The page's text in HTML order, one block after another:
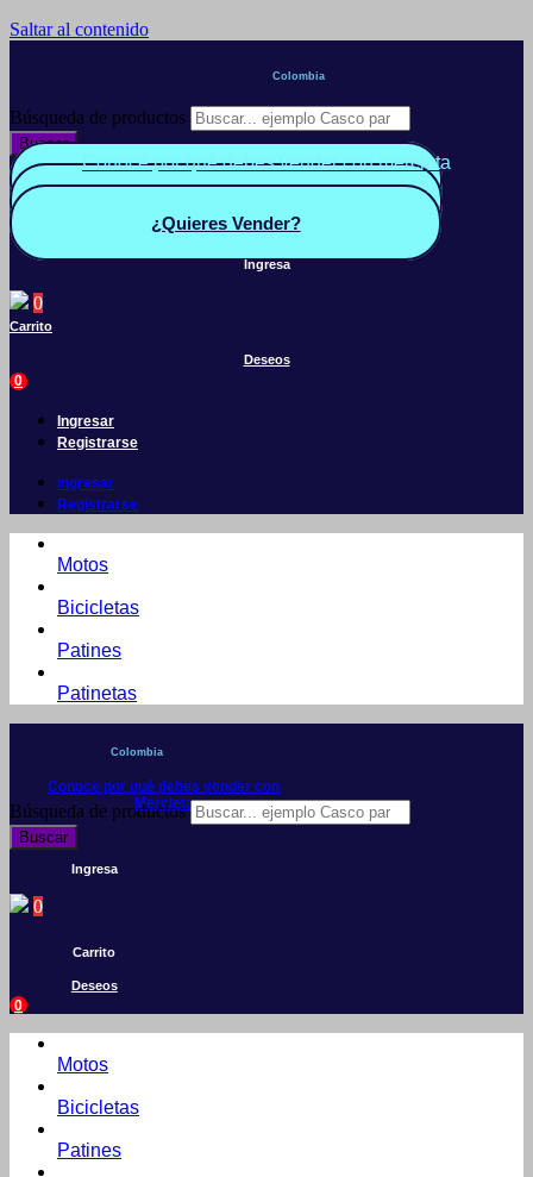
Saltar al contenido
Colombia
Búsqueda de productos
Buscar
Conoce por qué debes vender con mercleta
Quiero Vender
¿Quieres Vender?
Ingresa
0
Carrito
Deseos
0
Ingresar
Registrarse
Ingresar
Registrarse
Motos
Bicicletas
Patines
Patinetas
Colombia
Conoce por qué debes vender con
Mercleta
Búsqueda de productos
Buscar
Ingresa
0
Carrito
Deseos
0
Motos
Bicicletas
Patines